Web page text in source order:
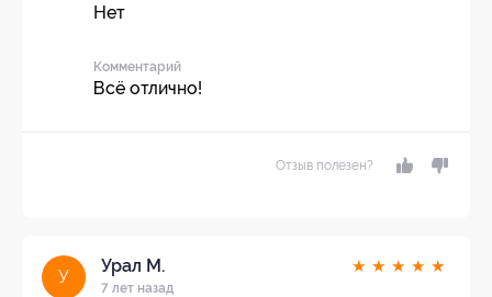
Нет
Комментарий
Всё отлично!
Отзыв полезен?
У
Урал М.
7 лет назад
★ ★ ★ ★ ★